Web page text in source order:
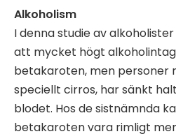
Alkoholism
I denna studie av
att mycket högt
betakaroten, men personer
speciellt cirros, har sänkt
blodet. Hos de sistnämnda
betakaroten vara rimligt